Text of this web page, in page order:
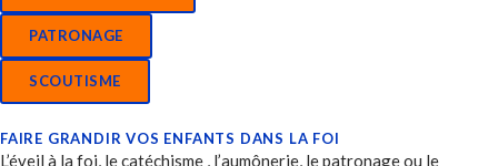
PATRONAGE
SCOUTISME
FAIRE GRANDIR VOS ENFANTS DANS LA FOI
L’éveil à la foi, le catéchisme , l’aumônerie, le patronage ou le